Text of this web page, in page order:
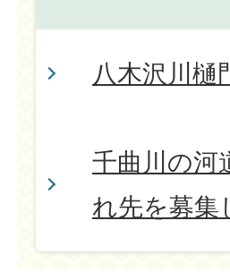
八木沢川樋
千曲川の河
れ先を募集